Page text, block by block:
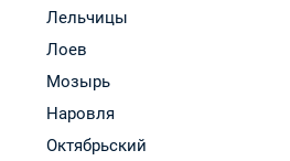
Инструкция
Лельчицы
Лоев
Мозырь
Наровля
Октябрьский